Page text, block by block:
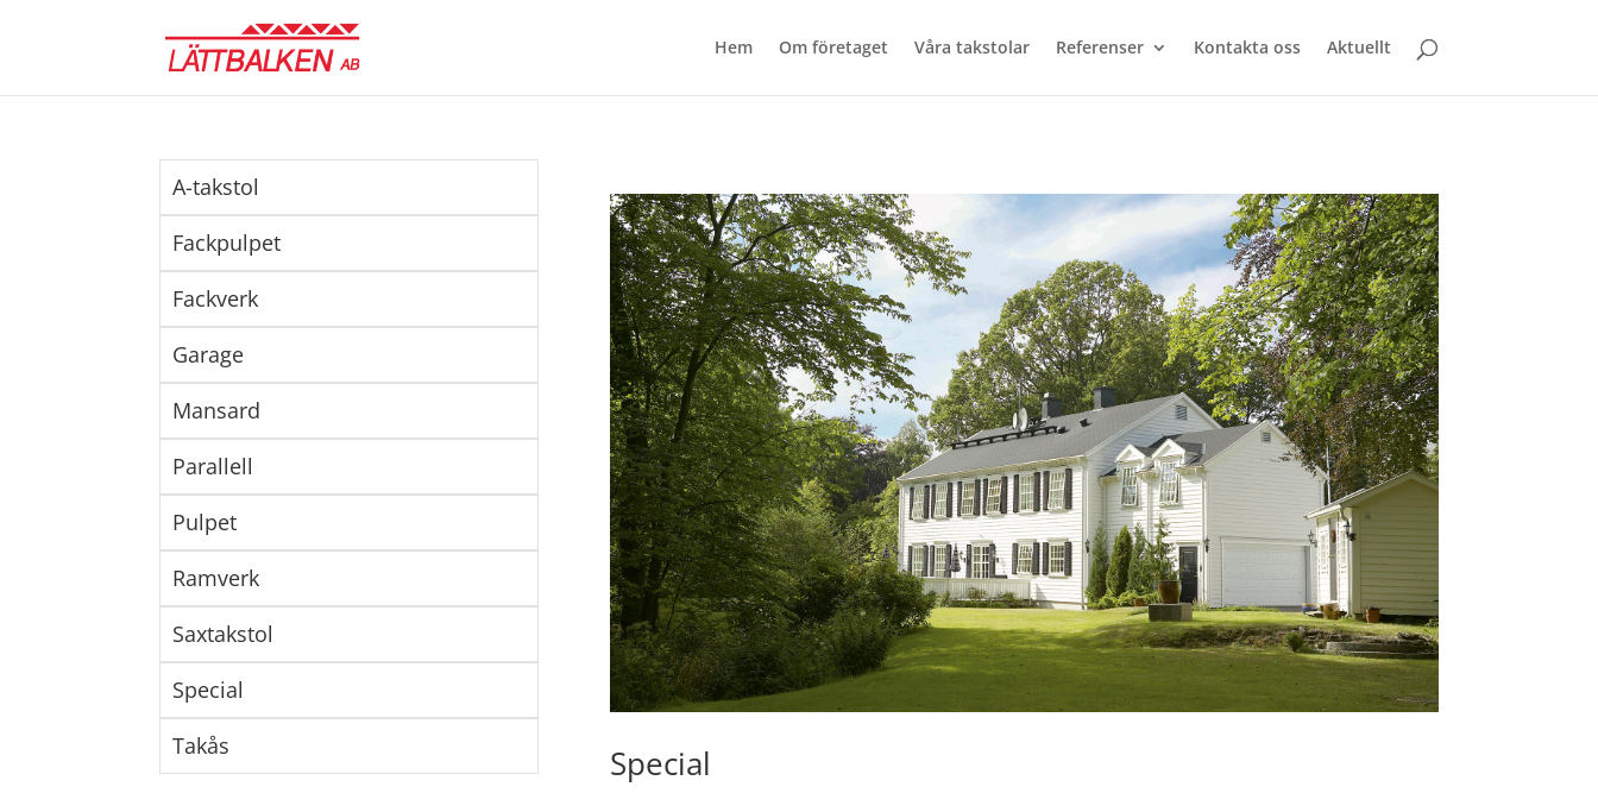
Hem Om företaget Våra takstolar Referenser Kontakta oss Aktuellt
A-takstol
Fackpulpet
Fackverk
Garage
Mansard
Parallell
Pulpet
Ramverk
Saxtakstol
Special
Takås
Special